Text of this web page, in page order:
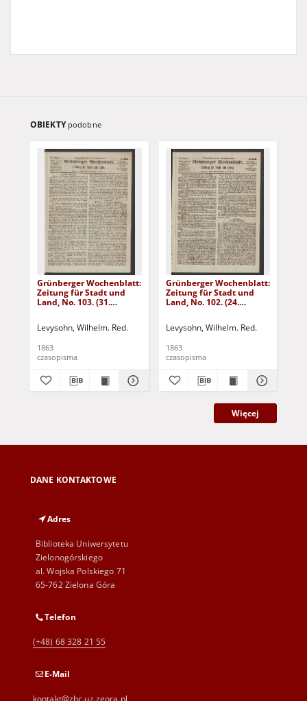
OBIEKTY podobne
Grünberger Wochenblatt:
Zeitung für Stadt und
Land, No. 103. (31.
Levysohn, Wilhelm. Red.
1863
czasopisma
Grünberger Wochenblatt:
Zeitung für Stadt und
Land, No. 102. (24.
Levysohn, Wilhelm. Red.
1863
czasopisma
Więcej
DANE KONTAKTOWE
Adres
Biblioteka Uniwersytetu
Zielonogórskiego
al. Wojska Polskiego 71
65-762 Zielona Góra
Telefon
(+48) 68 328 21 55
E-Mail
kontakt@zbc.uz.zgora.pl